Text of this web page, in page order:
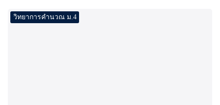
วิทยาการคำนวณ ม.4